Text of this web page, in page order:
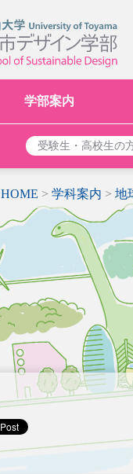
学部案内
受験生・高校生の
HOME > 学科案内 > 地